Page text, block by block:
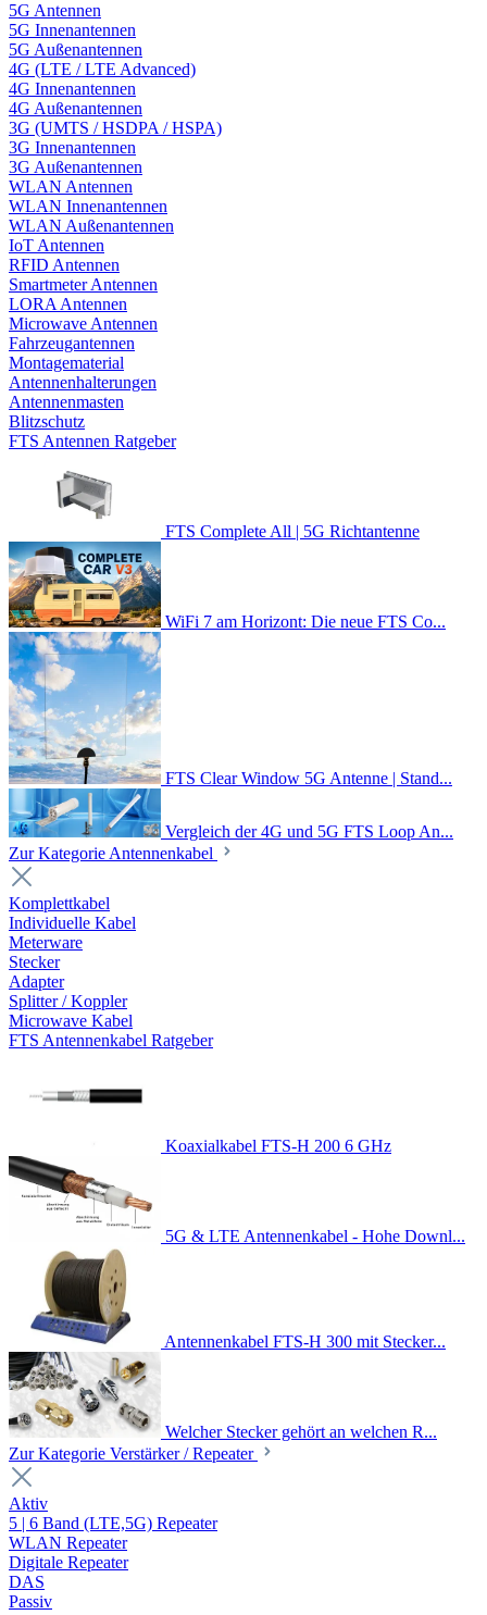
5G Antennen
5G Innenantennen
5G Außenantennen
4G (LTE / LTE Advanced)
4G Innenantennen
4G Außenantennen
3G (UMTS / HSDPA / HSPA)
3G Innenantennen
3G Außenantennen
WLAN Antennen
WLAN Innenantennen
WLAN Außenantennen
IoT Antennen
RFID Antennen
Smartmeter Antennen
LORA Antennen
Microwave Antennen
Fahrzeugantennen
Montagematerial
Antennenhalterungen
Antennenmasten
Blitzschutz
FTS Antennen Ratgeber
FTS Complete All | 5G Richtantenne
WiFi 7 am Horizont: Die neue FTS Co...
FTS Clear Window 5G Antenne | Stand...
Vergleich der 4G und 5G FTS Loop An...
Zur Kategorie Antennenkabel
Komplettkabel
Individuelle Kabel
Meterware
Stecker
Adapter
Splitter / Koppler
Microwave Kabel
FTS Antennenkabel Ratgeber
Koaxialkabel FTS-H 200 6 GHz
5G & LTE Antennenkabel - Hohe Downl...
Antennenkabel FTS-H 300 mit Stecker...
Welcher Stecker gehört an welchen R...
Zur Kategorie Verstärker / Repeater
Aktiv
5 | 6 Band (LTE,5G) Repeater
WLAN Repeater
Digitale Repeater
DAS
Passiv